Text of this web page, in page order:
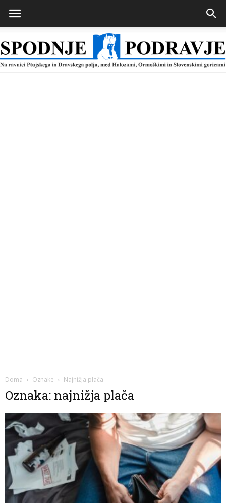
Doma Oznake Najnižja plača
Oznaka: najnižja plača